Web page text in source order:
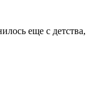
еще с детства,